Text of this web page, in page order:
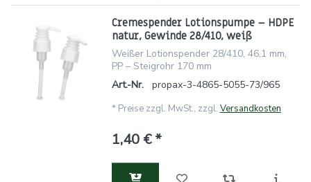
Cremespender Lotionspumpe – HDPE
natur, Gewinde 28/410, weiß
Weißer Lotionspender 28/410, 46,1 mm,
PP – Steigrohr 170 mm
Art.-Nr.
propax-3-4865-5055-73/965
* Preise zzgl. MwSt., zzgl. Versandkosten
1,40 € *